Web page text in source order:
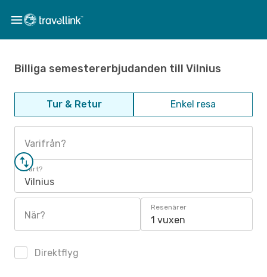
Billiga semestererbjudanden till Vilnius
Tur & Retur Enkel resa
Varifrån?
Vart?
Vilnius
När?
Resenärer
1 vuxen
Direktflyg